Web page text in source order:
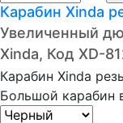
Карабин Xinda
Увеличенный
Xinda, Код XD-
Карабин Xinda
Большой карабин